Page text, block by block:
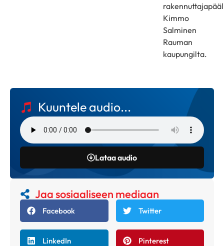
Kimmo
Salminen
Rauman
kaupungilta.
Kuuntele audio...
Lataa audio
Jaa sosiaaliseen mediaan
Facebook Twitter
LinkedIn Pinterest